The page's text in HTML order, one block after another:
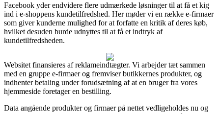
Facebook yder endvidere flere udmærkede løsninger til at få et kig
ind i e-shoppens kundetilfredshed. Her møder vi en række e-firmaer
som giver kunderne mulighed for at forfatte en kritik af deres køb,
hvilket desuden burde udnyttes til at få et indtryk af
kundetilfredsheden.
Websitet finansieres af reklameindtægter. Vi arbejder tæt sammen
med en gruppe e-firmaer og fremviser butikkernes produkter, og
indhenter betaling under forudsætning af at en bruger fra vores
hjemmeside foretager en bestilling.
Data angående produkter og firmaer på nettet vedligeholdes nu og